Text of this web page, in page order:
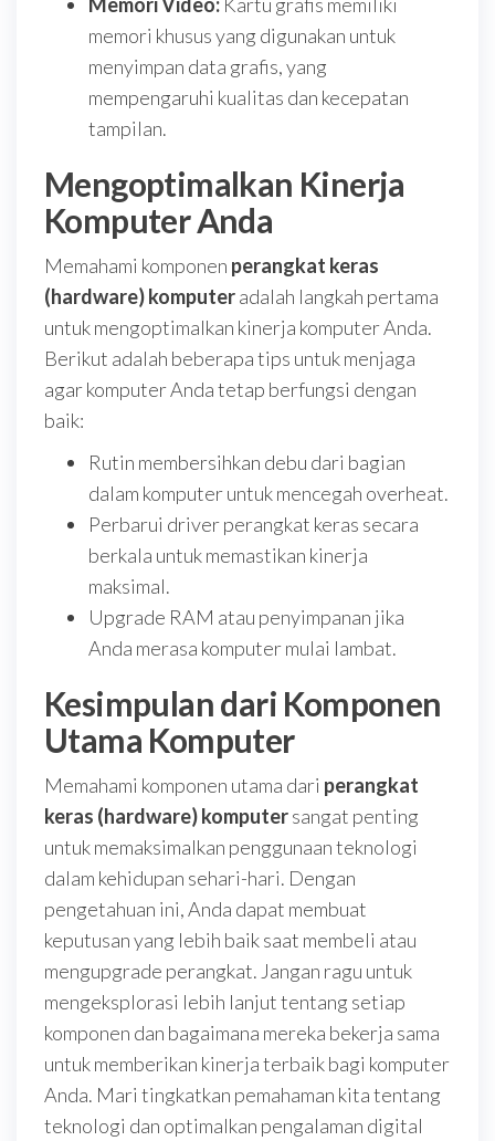
Memori Video: Kartu grafis memiliki
memori khusus yang digunakan untuk
menyimpan data grafis, yang
mempengaruhi kualitas dan kecepatan
tampilan.
Mengoptimalkan Kinerja
Komputer Anda
Memahami komponen perangkat keras
(hardware) komputeradalah langkah pertama
untuk mengoptimalkan kinerja komputer Anda.
Berikut adalah beberapa tips untuk menjaga
agar komputer Anda tetap berfungsi dengan
baik:
Rutin membersihkan debu dari bagian
dalam komputer untuk mencegah overheat.
Perbarui driver perangkat keras secara
berkala untuk memastikan kinerja
maksimal.
Upgrade RAM atau penyimpanan jika
Anda merasa komputer mulai lambat.
Kesimpulan dari Komponen
Utama Komputer
Memahami komponen utama dari perangkat
keras (hardware) komputersangat penting
untuk memaksimalkan penggunaan teknologi
dalam kehidupan sehari-hari. Dengan
pengetahuan ini, Anda dapat membuat
keputusan yang lebih baik saat membeli atau
mengupgrade perangkat. Jangan ragu untuk
mengeksplorasi lebih lanjut tentang setiap
komponen dan bagaimana mereka bekerja sama
untuk memberikan kinerja terbaik bagi komputer
Anda. Mari tingkatkan pemahaman kita tentang
teknologi dan optimalkan pengalaman digital